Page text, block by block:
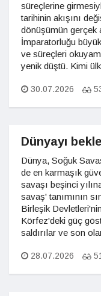
süreçlerine
tarihinin akışını
dönüşümün gerçek
İmparatorluğu
ve süreçleri
yenik düştü. Kimi
30.07.2026
Dünyayı
Dünya, Soğuk
de en karmaşık
savaşı beşinci
savaş' tanımının
Birleşik
Körfez'deki güç
saldırılar ve son
28.07.2026 51